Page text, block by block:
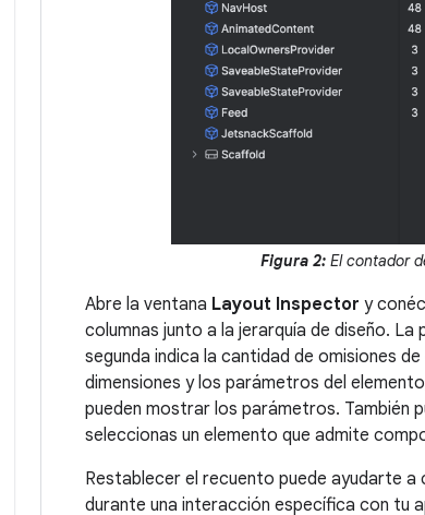
Figura 2: El contador
Abre la ventana Layout Inspector y
columnas junto a la jerarquía de diseño.
segunda indica la cantidad de omisiones
dimensiones y los parámetros del
pueden mostrar los parámetros. También
seleccionas un elemento que admite
Restablecer el recuento puede ayudarte
durante una interacción específica con tu